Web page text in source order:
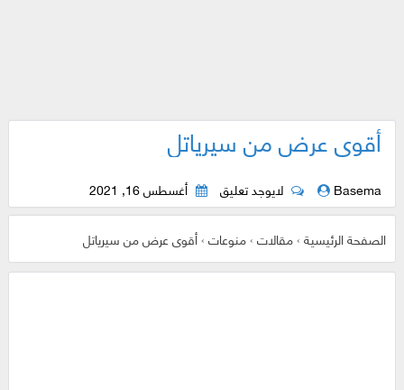
أقوى عرض من سيرياتل
Basema لايوجد تعليق أغسطس 16, 2021
الصفحة الرئيسية›مقالات›منوعات›أقوى عرض من سيرياتل